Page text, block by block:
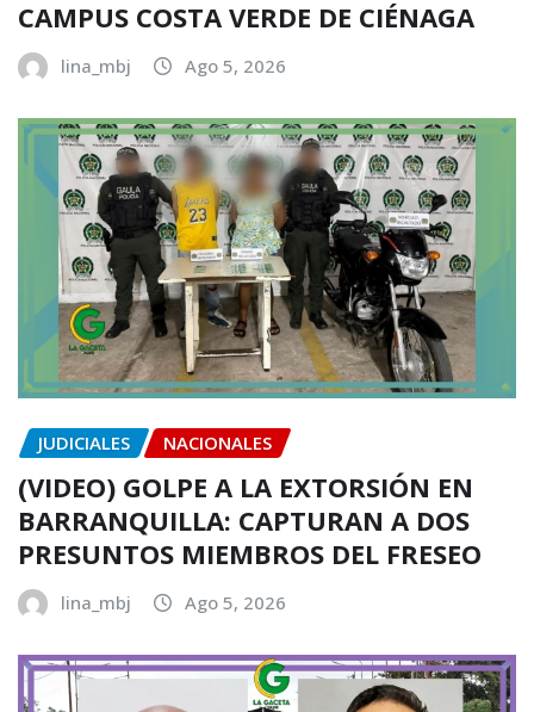
CAMPUS COSTA VERDE DE CIÉNAGA
lina_mbj Ago 5, 2026
JUDICIALES NACIONALES
(VIDEO) GOLPE A LA EXTORSIÓN EN
BARRANQUILLA: CAPTURAN A DOS
PRESUNTOS MIEMBROS DEL FRESEO
lina_mbj Ago 5, 2026